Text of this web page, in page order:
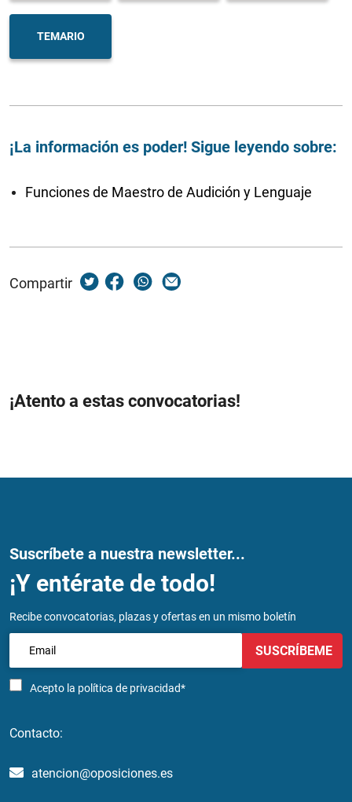
TEMARIO
¡La información es poder! Sigue leyendo sobre:
Funciones de Maestro de Audición y Lenguaje
Compartir
¡Atento a estas convocatorias!
Suscríbete a nuestra newsletter...
¡Y entérate de todo!
Recibe convocatorias, plazas y ofertas en un mismo boletín
Acepto la política de privacidad*
SUSCRÍBEME
Contacto:
atencion@oposiciones.es